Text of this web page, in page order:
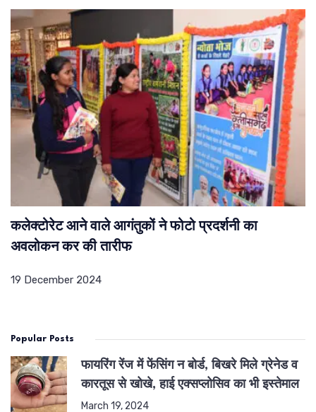
कलेक्टोरेट आने वाले आगंतुकों ने फोटो प्रदर्शनी का
अवलोकन कर की तारीफ
19 December 2024
Popular Posts
फायरिंग रेंज में फेंसिंग न बोर्ड, बिखरे मिले ग्रेनेड व
कारतूस से खोखे, हाई एक्सप्लोसिव का भी इस्तेमाल
March 19, 2024